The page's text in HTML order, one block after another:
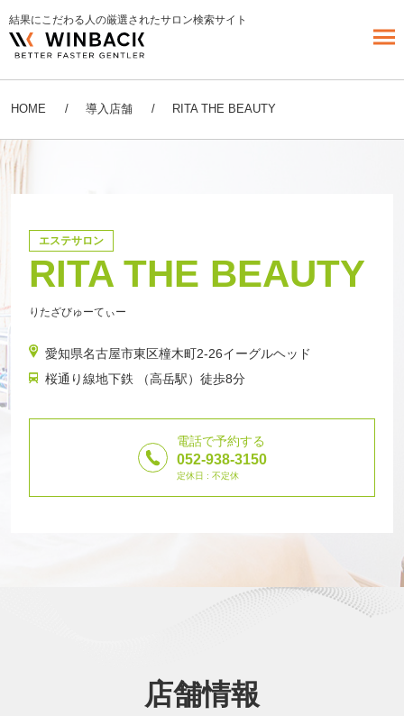
結果にこだわる人の厳選されたサロン検索サイト
HOME 導入店舗 RITA THE BEAUTY
エステサロン
RITA THE BEAUTY
りたざびゅーてぃー
愛知県名古屋市東区橦木町2-26イーグルヘッド
桜通り線地下鉄 （高岳駅）徒歩8分
電話で予約する
052-938-3150
定休日 : 不定休
店舗情報